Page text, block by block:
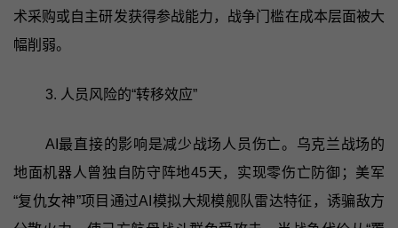
术采购或自主研发获得参战能力，战争门槛在成本层面被大
幅削弱。
3. 人员风险的“转移效应”
AI最直接的影响是减少战场人员伤亡。乌克兰战场的
地面机器人曾独自防守阵地45天，实现零伤亡防御；美军
“复仇女神”项目通过AI模拟大规模舰队雷达特征，诱骗敌方